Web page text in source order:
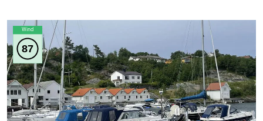
Wind
87